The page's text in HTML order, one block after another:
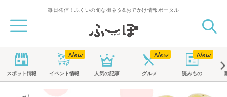
毎日発信！ふくいの旬な街ネタ&おでかけ情報ポータル
スポット情報 イベント情報 人気の記事 グルメ 読みもの